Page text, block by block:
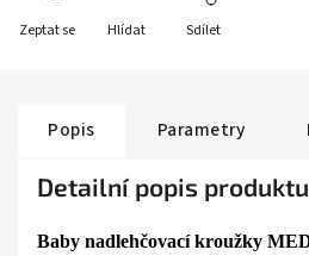
Zeptat se Hlídat Sdílet
Popis Parametry
Detailní popis produktu
Baby nadlehčovací kroužky